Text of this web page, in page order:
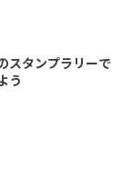
スタンプラリーで
う